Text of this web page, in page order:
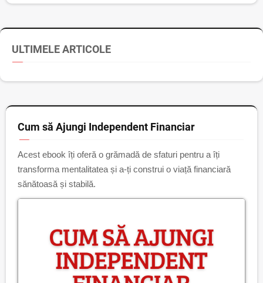
ULTIMELE ARTICOLE
Cum să Ajungi Independent Financiar
Acest ebook îți oferă o grămadă de sfaturi pentru a îți
transforma mentalitatea și a-ți construi o viață financiară
sănătoasă și stabilă.